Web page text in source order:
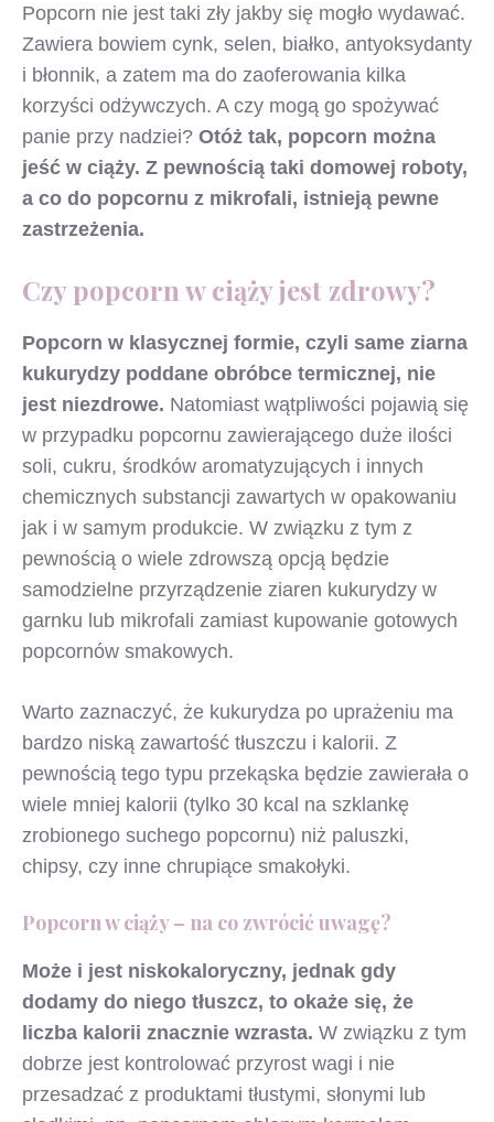
Popcorn nie jest taki zły jakby się mogło wydawać.
Zawiera bowiem cynk, selen, białko, antyoksydanty
i błonnik, a zatem ma do zaoferowania kilka
korzyści odżywczych. A czy mogą go spożywać
panie przy nadziei? Otóż tak, popcorn można
jeść w ciąży. Z pewnością taki domowej roboty,
a co do popcornu z mikrofali, istnieją pewne
zastrzeżenia.
Czy popcorn w ciąży jest zdrowy?
Popcorn w klasycznej formie, czyli same ziarna
kukurydzy poddane obróbce termicznej, nie
jest niezdrowe. Natomiast wątpliwości pojawią się
w przypadku popcornu zawierającego duże ilości
soli, cukru, środków aromatyzujących i innych
chemicznych substancji zawartych w opakowaniu
jak i w samym produkcie. W związku z tym z
pewnością o wiele zdrowszą opcją będzie
samodzielne przyrządzenie ziaren kukurydzy w
garnku lub mikrofali zamiast kupowanie gotowych
popcornów smakowych.
Warto zaznaczyć, że kukurydza po uprażeniu ma
bardzo niską zawartość tłuszczu i kalorii. Z
pewnością tego typu przekąska będzie zawierała o
wiele mniej kalorii (tylko 30 kcal na szklankę
zrobionego suchego popcornu) niż paluszki,
chipsy, czy inne chrupiące smakołyki.
Popcorn w ciąży – na co zwrócić uwagę?
Może i jest niskokaloryczny, jednak gdy
dodamy do niego tłuszcz, to okaże się, że
liczba kalorii znacznie wzrasta. W związku z tym
dobrze jest kontrolować przyrost wagi i nie
przesadzać z produktami tłustymi, słonymi lub